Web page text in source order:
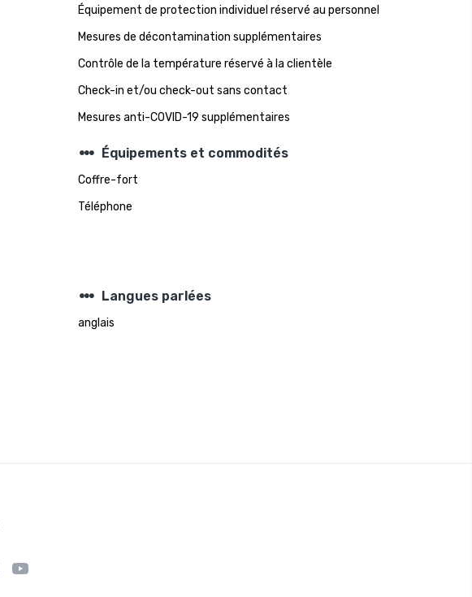
Équipement de protection individuel réservé au personnel
Mesures de décontamination supplémentaires
Contrôle de la température réservé à la clientèle
Check-in et/ou check-out sans contact
Mesures anti-COVID-19 supplémentaires
steppers Équipements et commodités
Coffre-fort
Téléphone
steppers Langues parlées
anglais